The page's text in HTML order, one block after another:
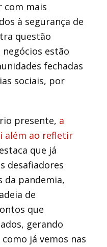
com mais
à segurança de
questão
negócios estão
fechadas
sociais, por
presente, a
além ao refletir
que já
desafiadores
da pandemia,
de
que
gerando
já vemos nas